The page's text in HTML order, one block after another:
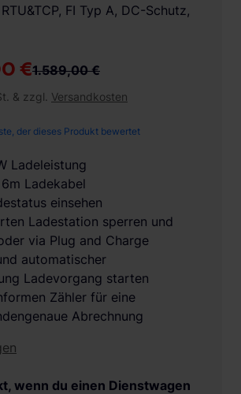
€1.589,00 €
& zzgl. Versandkosten
der dieses Produkt bewertet
Ladeleistung
Ladekabel
einsehen
Ladestation sperren und
via Plug and Charge
automatischer
Ladevorgang starten
Zähler für eine
Abrechnung
FI Typ A, DC-Schutz,
wenn du einen Dienstwagen